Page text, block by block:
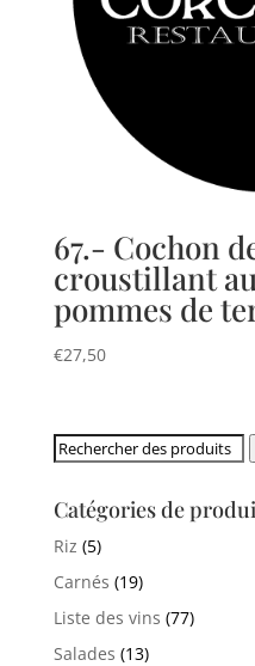
67.- Cochon
croustillant
pommes de
€27,50
Rechercher:
Catégories de
Riz (5)
Carnés (19)
Liste des vins (77)
Salades (13)